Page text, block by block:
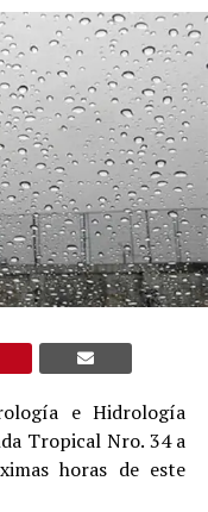
e Hidrología
Tropical Nro. 34 a
horas de este